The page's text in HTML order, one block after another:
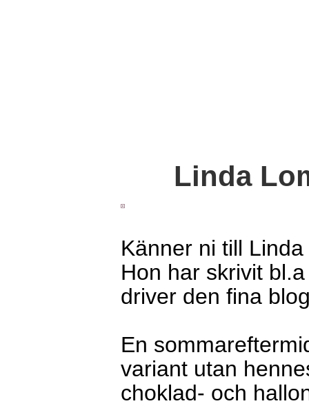
Linda
Känner ni till
Hon har skrivit
driver den fina
En
variant utan
choklad- och